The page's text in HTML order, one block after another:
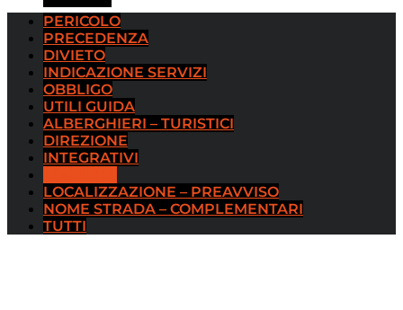
PERICOLO
PRECEDENZA
DIVIETO
INDICAZIONE SERVIZI
OBBLIGO
UTILI GUIDA
ALBERGHIERI – TURISTICI
DIREZIONE
INTEGRATIVI
LOCALIZZAZIONE – PREAVVISO
NOME STRADA – COMPLEMENTARI
TUTTI